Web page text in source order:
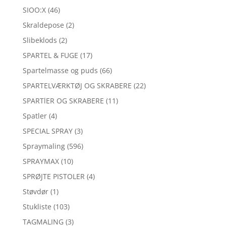
SIOO:X (46)
Skraldepose (2)
Slibeklods (2)
SPARTEL & FUGE (17)
Spartelmasse og puds (66)
SPARTELVÆRKTØJ OG SKRABERE (22)
SPARTlER OG SKRABERE (11)
Spatler (4)
SPECIAL SPRAY (3)
Spraymaling (596)
SPRAYMAX (10)
SPRØJTE PISTOLER (4)
Støvdør (1)
Stukliste (103)
TAGMALING (3)